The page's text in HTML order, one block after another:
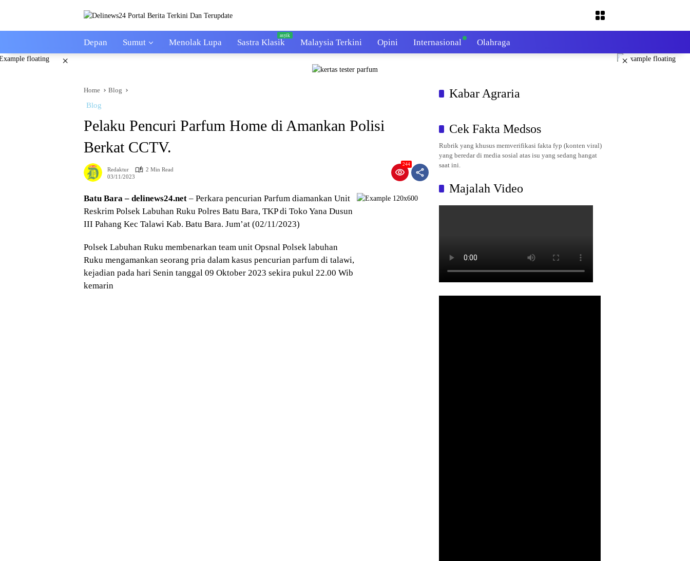
Depan Sumut Menolak Lupa Sastra Klasik Malaysia Terkini Opini Internasional Olahraga
× ×
Home Blog
Blog
Pelaku Pencuri Parfum Home di Amankan Polisi
Berkat CCTV.
Redaktur
2 Min Read
03/11/2023
244
Batu Bara – delinews24.net – Perkara pencurian Parfum diamankan Unit
Reskrim Polsek Labuhan Ruku Polres Batu Bara, TKP di Toko Yana Dusun
III Pahang Kec Talawi Kab. Batu Bara. Jum’at (02/11/2023)
Polsek Labuhan Ruku membenarkan team unit Opsnal Polsek labuhan
Ruku mengamankan seorang pria dalam kasus pencurian parfum di talawi,
kejadian pada hari Senin tanggal 09 Oktober 2023 sekira pukul 22.00 Wib
kemarin
Kabar Agraria
Cek Fakta Medsos
Rubrik yang khusus memverifikasi fakta fyp (konten viral)
yang beredar di media sosial atas isu yang sedang hangat
saat ini.
Majalah Video